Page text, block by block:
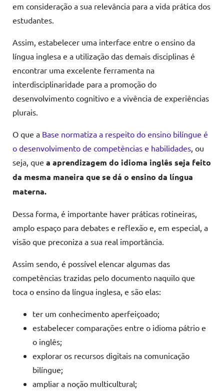
em consideração a sua relevância para a vida prática dos
estudantes.
Assim, estabelecer uma interface entre o ensino da
língua inglesa e a utilização das demais disciplinas é
encontrar uma excelente ferramenta na
interdisciplinaridade para a promoção do
desenvolvimento cognitivo e a vivência de experiências
plurais.
O que a Base normatiza a respeito do ensino bilíngue é
o desenvolvimento de competências e habilidades , ou
seja, que a aprendizagem do idioma inglês seja feito
da mesma maneira que se dá o ensino da língua
materna.
Dessa forma, é importante haver práticas rotineiras,
amplo espaço para debates e reflexão e, em especial, a
visão que preconiza a sua real importância.
Assim sendo, é possível elencar algumas das
competências trazidas pelo documento naquilo que
toca o ensino da língua inglesa, e são elas:
ter um conhecimento aperfeiçoado;
estabelecer comparações entre o idioma pátrio e
o inglês;
explorar os recursos digitais na comunicação
bilíngue;
ampliar a noção multicultural;